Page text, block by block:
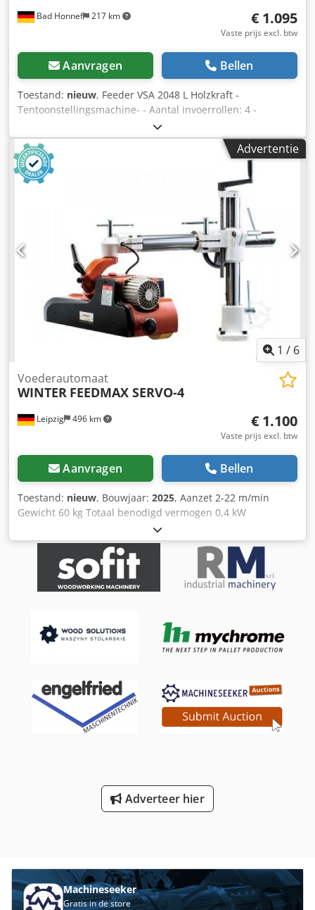
Bad Honnef 217 km € 1.095
Vaste prijs excl. btw
Aanvragen Bellen
Toestand: nieuw, Feeder VSA 2048 L Holzkraft -
Tentoonstellingsmachine- - Aantal invoerrollen: 4 -
Voedingssnelheid: 2 - 33 m/min - Snelheidsniveaus: 2 / 4 /
5,5 / 6,5 / 11 / 13 / 16,5 / 33 m/min - Maximale uitsteek:
1050 mm - Roldiameter: 120 mm - Rolbreedte: 60 mm -
Rolverplaatsing: 20 mm Afmetingen en gewichten: - Lengte
(product) ca.: 1665 mm - Breedte/Diepte (product) ca.: 220
mm - Hoogte (product) ca.: 540 mm - Gewicht (netto) ca.:
73,5 kg - Toelichting Gewicht (netto) ca.: inclusief statief
Elektrische gegevens: - Aandrijfmotorvermogen: 0,75 kW -
Aansluitspanning: 400 V - Netfrequentie: 50 Hz - nieuwe
tentoonstellingsmachine - Chodpswfhg Njfx Acisa
Advertentie
1 / 6
Leipzig 496 km
Voederautomaat
WINTER FEEDMAX SERVO-4
€ 1.100
Vaste prijs excl. btw
Aanvragen Bellen
Toestand: nieuw, Bouwjaar: 2025, Aanzet 2-22 m/min
Gewicht 60 kg Totaal benodigd vermogen 0,4 kW
Aanzetapparaat FEEDMAX SERVO-4 - 4 rollen 120 x 60 mm
(120 x 25 mm) Chsdpfx Acovz E Ukoioa - Traploos instelbare
snelheid via servomotor van 2 tot 22 m/min - Motor 0,5 pk -
Spanning 400 V / 50 Hz - Rechts-/linksdraaiend - Compleet
met tandheugelstatief - Gewicht 60 kg
Adverteer hier
Machineseeker
Gratis in de store